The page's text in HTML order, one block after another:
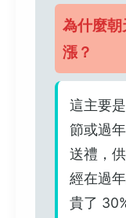
為什麼
漲？
這主要
節或過
送禮，
經在過
貴了